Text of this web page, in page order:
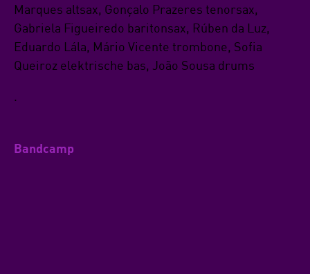
Marques altsax, Gonçalo Prazeres tenorsax,
Gabriela Figueiredo baritonsax, Rúben da Luz,
Eduardo Lála, Mário Vicente trombone, Sofia
Queiroz elektrische bas, João Sousa drums
.
Bandcamp